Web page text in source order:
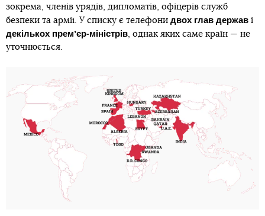
зокрема, членів урядів, дипломатів, офіцерів служб
безпеки та армії. У списку є телефони двох глав держав і
декількох премʼєр-міністрів, однак яких саме країн — не
уточнюється.